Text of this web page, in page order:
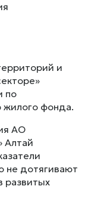
и
по
жилого фонда.
АО
Алтай
не дотягивают
развитых